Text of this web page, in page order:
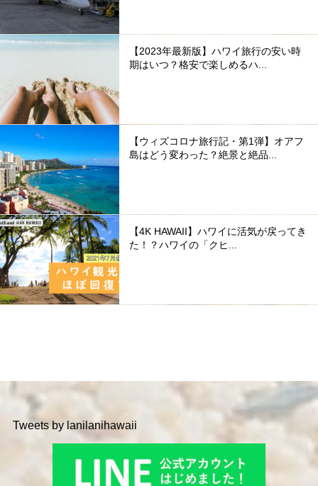
【2023年最新版】ハワイ旅行の安い時
期はいつ？格安で楽しめるハ...
【ウィズコロナ旅行記・第1弾】オアフ
島はどう変わった？絶景と絶品...
【4K HAWAII】ハワイに活気が戻ってき
た！？ハワイの「クヒ...
Tweets by lanilanihawaii